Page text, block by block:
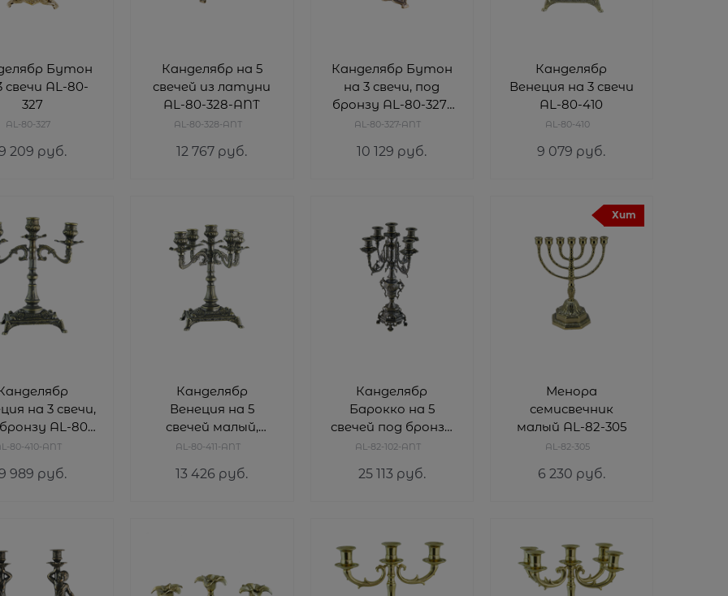
Бутон
свечи AL-80-
327
AL-80-327
209 руб.
Канделябр на 5
свечей из латуни
AL-80-328-ANT
AL-80-328-ANT
12 767 руб.
Канделябр Бутон
на 3 свечи, под
бронзу AL-80-327-
ANT
AL-80-327-ANT
10 129 руб.
Канделябр
Венеция на 3 свечи
AL-80-410
AL-80-410
9 079 руб.
на 3 свечи,
AL-80-
410-ANT
80-410-ANT
989 руб.
Канделябр
Венеция на 5
свечей малый,
бронза AL-80-411-
AL-80-411-ANT
13 426 руб.
Канделябр
Барокко на 5
свечей под бронзу
AL-82-102-ANT
AL-82-102-ANT
25 113 руб.
Хит
Менора
семисвечник
малый AL-82-305
AL-82-305
6 230 руб.